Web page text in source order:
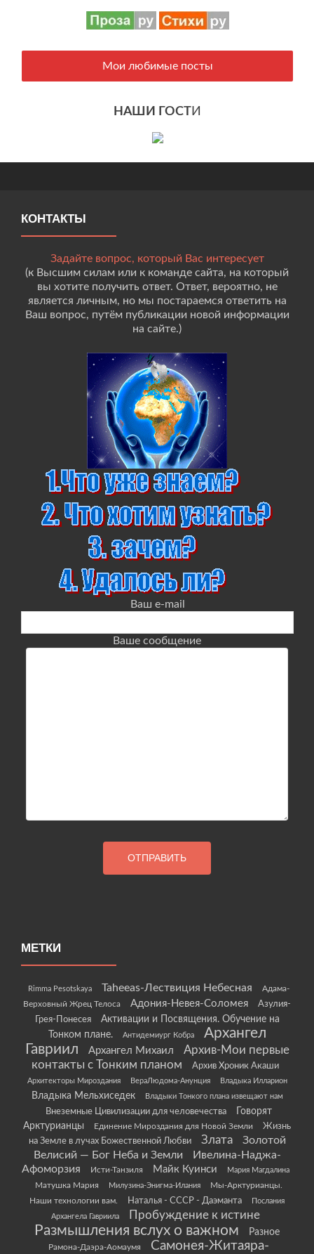
Мои любимые посты
НАШИ ГОСТИ
КОНТАКТЫ
Задайте вопрос, который Вас интересует
(к Высшим силам или к команде сайта, на который
вы хотите получить ответ. Ответ, вероятно, не
является личным, но мы постараемся ответить на
Ваш вопрос, путём публикации новой информации
на сайте.)
Ваш e-mail
Ваше сообщение
МЕТКИ
Rimma Pesotskaya Taheeas-Лествиция Небесная
Адама-
Верховный Жрец Телоса
Адония-Невея-Соломея
Азулия-
Грея-Понесея
Активации и Посвящения. Обучение на
Тонком плане.
Антидемиург Кобра
Архангел
Гавриил
Архангел Михаил
Архив-Мои первые
контакты с Тонким планом
Архив Хроник Акаши
Архитекторы Мироздания ВераЛюдома-Анунция Владыка Илларион
Владыка Мельхиседек Владыки Тонкого плана извещают нам
Внеземные Цивилизации для человечества
Говорят
Арктурианцы
Единение Мироздания для Новой Земли
Жизнь
на Земле в лучах Божественной Любви
Злата
Золотой
Велисий — Бог Неба и Земли
Ивелина-Наджа-
Афоморзия
Исти-Танзиля Майк Куинси Мария Магдалина
Матушка Мария Милузина-Энигма-Илания
Мы-Арктурианцы.
Наши технологии вам.
Наталья - СССР - Даэманта
Послания
Архангела Гавриила
Пробуждение к истине
Размышления вслух о важном Разное
Рамона-Даэра-Аомаумя
Самонея-Житаяра-